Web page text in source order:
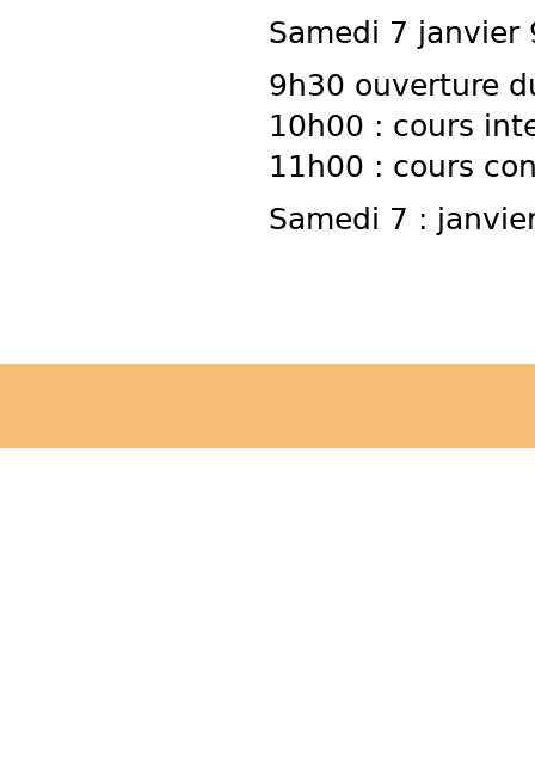
Samedi 7 janvier
9h30 ouverture
10h00 : cours
11h00 : cours
Samedi 7 :